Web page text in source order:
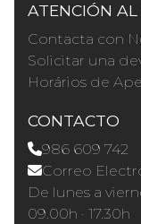
ATENCIÓN AL
Contacta con
Solicitar una
Horários de
CONTACTO
986 609 742
Correo
De lunes a
09.00h · 17.30h